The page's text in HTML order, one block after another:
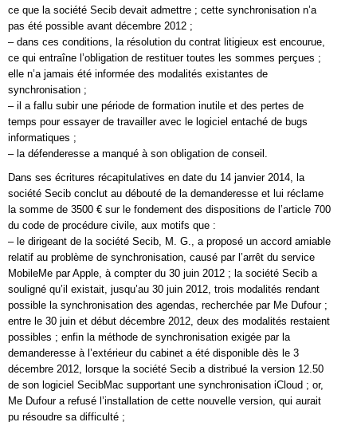
ce que la société Secib devait admettre ; cette synchronisation n’a
pas été possible avant décembre 2012 ;
– dans ces conditions, la résolution du contrat litigieux est encourue,
ce qui entraîne l’obligation de restituer toutes les sommes perçues ;
elle n’a jamais été informée des modalités existantes de
synchronisation ;
– il a fallu subir une période de formation inutile et des pertes de
temps pour essayer de travailler avec le logiciel entaché de bugs
informatiques ;
– la défenderesse a manqué à son obligation de conseil.
Dans ses écritures récapitulatives en date du 14 janvier 2014, la
société Secib conclut au débouté de la demanderesse et lui réclame
la somme de 3500 € sur le fondement des dispositions de l’article 700
du code de procédure civile, aux motifs que :
– le dirigeant de la société Secib, M. G., a proposé un accord amiable
relatif au problème de synchronisation, causé par l’arrêt du service
MobileMe par Apple, à compter du 30 juin 2012 ; la société Secib a
souligné qu’il existait, jusqu’au 30 juin 2012, trois modalités rendant
possible la synchronisation des agendas, recherchée par Me Dufour ;
entre le 30 juin et début décembre 2012, deux des modalités restaient
possibles ; enfin la méthode de synchronisation exigée par la
demanderesse à l’extérieur du cabinet a été disponible dès le 3
décembre 2012, lorsque la société Secib a distribué la version 12.50
de son logiciel SecibMac supportant une synchronisation iCloud ; or,
Me Dufour a refusé l’installation de cette nouvelle version, qui aurait
pu résoudre sa difficulté ;